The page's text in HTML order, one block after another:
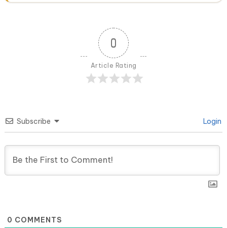
0
Article Rating
Subscribe Login
0 COMMENTS